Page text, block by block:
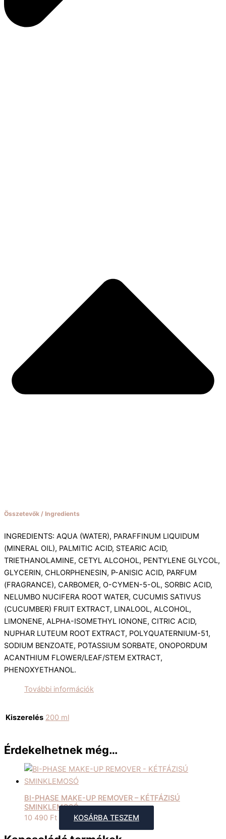
Összetevők / Ingredients
INGREDIENTS: AQUA (WATER), PARAFFINUM LIQUIDUM
(MINERAL OIL), PALMITIC ACID, STEARIC ACID,
TRIETHANOLAMINE, CETYL ALCOHOL, PENTYLENE GLYCOL,
GLYCERIN, CHLORPHENESIN, P-ANISIC ACID, PARFUM
(FRAGRANCE), CARBOMER, O-CYMEN-5-OL, SORBIC ACID,
NELUMBO NUCIFERA ROOT WATER, CUCUMIS SATIVUS
(CUCUMBER) FRUIT EXTRACT, LINALOOL, ALCOHOL,
LIMONENE, ALPHA-ISOMETHYL IONONE, CITRIC ACID,
NUPHAR LUTEUM ROOT EXTRACT, POLYQUATERNIUM-51,
SODIUM BENZOATE, POTASSIUM SORBATE, ONOPORDUM
ACANTHIUM FLOWER/LEAF/STEM EXTRACT,
PHENOXYETHANOL.
További információk
Kiszerelés 200 ml
Érdekelhetnek még…
BI-PHASE MAKE-UP REMOVER – KÉTFÁZISÚ
SMINKLEMOSÓ
10 490 Ft KOSÁRBA TESZEM